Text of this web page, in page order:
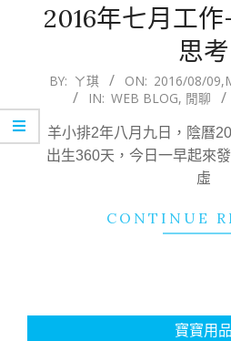
2016年七月工
思考
2016-
09
BY: ㄚ琪 ON: 2016/08/09
IN: WEB BLOG, 閒聊
羊小排2年八月九日，陰曆
出生360天，今日一早起來
虛
CONTINUE
寶寶用品